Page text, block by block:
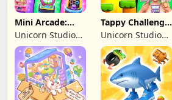
Mini Arcade:
Casual Games
Unicorn Studio
Official
Tappy Challenge:
MiniGames
Unicorn Studio
Official